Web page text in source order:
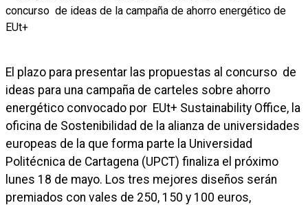
El plazo para presentar las propuestas al concurso de
ideas para una campaña de carteles sobre ahorro
energético convocado por EUt+ Sustainability Office, la
oficina de Sostenibilidad de la alianza de universidades
europeas de la que forma parte la Universidad
Politécnica de Cartagena (UPCT) finaliza el próximo
lunes 18 de mayo. Los tres mejores diseños serán
premiados con vales de 250, 150 y 100 euros,